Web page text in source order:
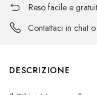
Reso facile e
Contattaci in chat
DESCRIZIONE